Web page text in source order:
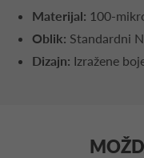
Materijal: 100-
Oblik: Standardni
Dizajn: Izražene